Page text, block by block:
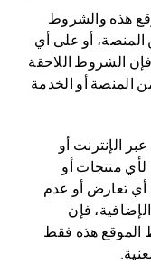
هذه والشروط
أو على أي
الشروط اللاحقة
المنصة أو الخدمة
الإنترنت أو
لأي منتجات أو
أي تعارض أو عدم
فإن
الموقع هذه فقط